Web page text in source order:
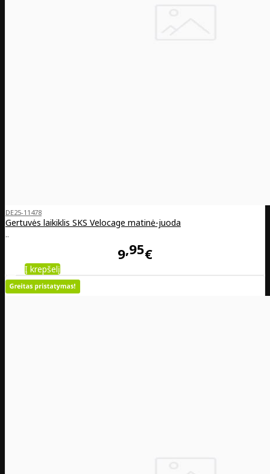
DE25-11478
Gertuvės laikiklis SKS Velocage matinė-juoda
..
9 95€
Į krepšelį